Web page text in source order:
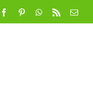
FacebookPinterestWhatsApp
Rss
E-